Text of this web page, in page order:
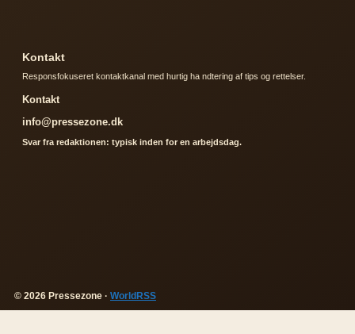
Kontakt
Responsfokuseret kontaktkanal med hurtig ha ndtering af tips og rettelser.
Kontakt
info@pressezone.dk
Svar fra redaktionen: typisk inden for en arbejdsdag.
© 2026 Pressezone · WorldRSS